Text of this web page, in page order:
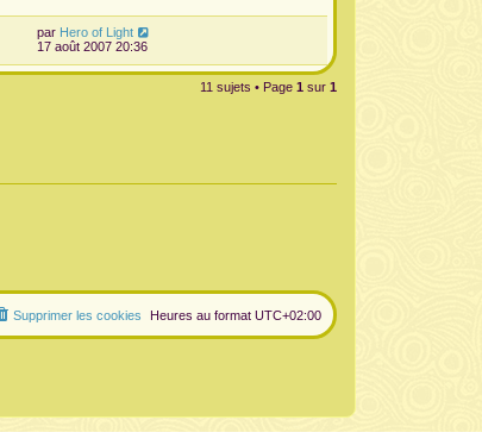
par Hero of Light
17 août 2007 20:36
11 sujets • Page 1 sur 1
Heures au format UTC+02:00
Supprimer les cookies